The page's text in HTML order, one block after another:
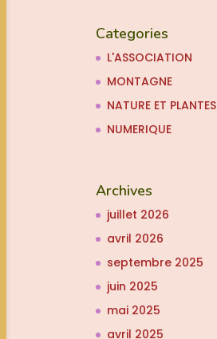
Categories
L'ASSOCIATION
MONTAGNE
NATURE ET PLANTES
NUMERIQUE
Archives
juillet 2026
avril 2026
septembre 2025
juin 2025
mai 2025
avril 2025